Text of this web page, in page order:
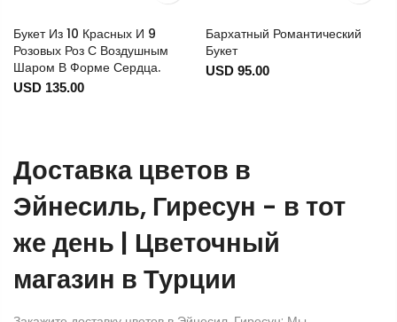
Букет Из 10 Красных И 9
Розовых Роз С Воздушным
Шаром В Форме Сердца.
USD 135.00
Бархатный Романтический
Букет
USD 95.00
Доставка цветов в
Эйнесиль, Гиресун - в тот
же день | Цветочный
магазин в Турции